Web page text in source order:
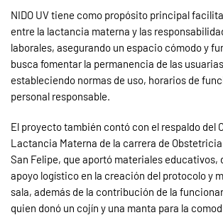
NIDO UV tiene como propósito principal
entre la lactancia materna y las
laborales, asegurando un espacio cómodo y
busca fomentar la permanencia de las
estableciendo normas de uso, horarios de
personal responsable.
El proyecto también contó con el respaldo del
Lactancia Materna de la carrera de
San Felipe, que aportó materiales educativos,
apoyo logístico en la creación del protocolo y
sala, además de la contribución de la
quien donó un cojín y una manta para la